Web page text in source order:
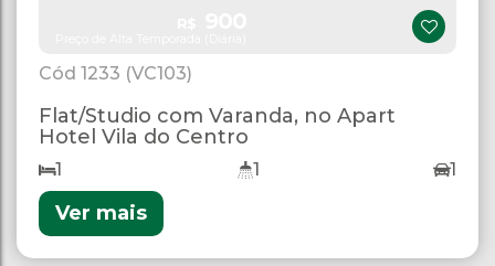
1233 (VC103)
Flat/Studio com Varanda, no Apart
Hotel Vila do Centro
1 1 1
Ver mais